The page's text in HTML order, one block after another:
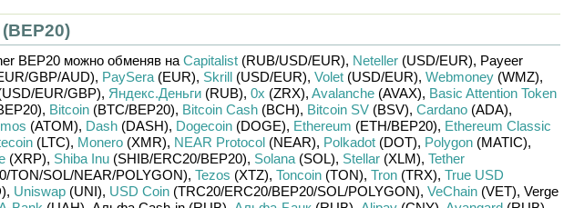
BEP20можно обменяв на Capitalist(RUB/USD/EUR), Neteller(USD/EUR), Payeer
GBP/AUD), PaySera(EUR), Skrill(USD/EUR), Volet(USD/EUR), Webmoney(WMZ),
EUR/GBP), Яндекс.Деньги(RUB), 0x (ZRX), Avalanche(AVAX), Basic Attention Token
, Bitcoin(BTC/BEP20), Bitcoin Cash(BCH), Bitcoin SV(BSV), Cardano(ADA),
(ATOM), Dash(DASH), Dogecoin(DOGE), Ethereum (ETH/BEP20), Ethereum Classic
(LTC), Monero(XMR), NEAR Protocol(NEAR), Polkadot(DOT), Polygon(MATIC),
(XRP), Shiba Inu(SHIB/ERC20/BEP20), Solana(SOL), Stellar(XLM), Tether
TON/SOL/NEAR/POLYGON), Tezos (XTZ), Toncoin(TON), Tron(TRX), True USD
, Uniswap(UNI), USD Coin(TRC20/ERC20/BEP20/SOL/POLYGON), VeChain(VET), Verge